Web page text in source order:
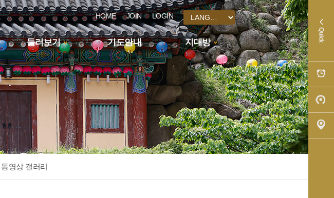
HOME JOIN LOGIN
둘러보기
기도안내
지대방
동영상 갤러리